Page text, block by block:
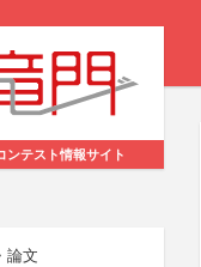
ンテスト情報サイト
論文